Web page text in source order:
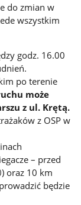
do zmian w
wszystkim
godz. 16.00
po terenie
może
z ul. Krętą.
z OSP w
– przed
oraz 10 km
będzie